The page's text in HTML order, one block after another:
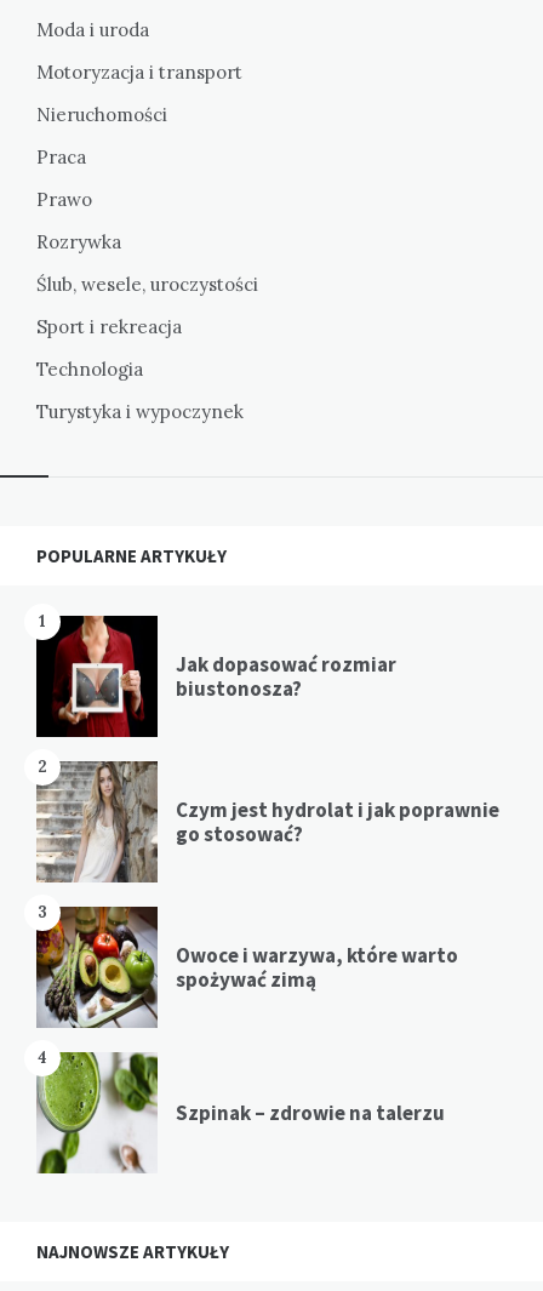
Moda i uroda
Motoryzacja i transport
Nieruchomości
Praca
Prawo
Rozrywka
Ślub, wesele, uroczystości
Sport i rekreacja
Technologia
Turystyka i wypoczynek
Widgets
POPULARNE ARTYKUŁY
1
Jak dopasować rozmiar
biustonosza?
2
Czym jest hydrolat i jak poprawnie
go stosować?
3
Owoce i warzywa, które warto
spożywać zimą
4
Szpinak – zdrowie na talerzu
NAJNOWSZE ARTYKUŁY